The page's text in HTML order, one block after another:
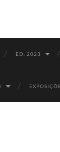
ED. 2023